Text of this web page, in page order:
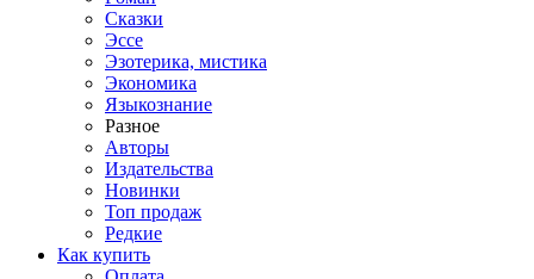
Сказки
Эссе
Эзотерика, мистика
Экономика
Языкознание
Разное
Авторы
Издательства
Новинки
Топ продаж
Редкие
Как купить